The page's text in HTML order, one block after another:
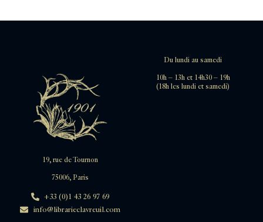
Du lundi au samedi
10h – 13h et 14h30 – 19h
(18h les lundi et samedi)
19, rue de Tournon
75006, Paris
+33 (0)1 43 26 97 69
info@librarieclavreuil.com